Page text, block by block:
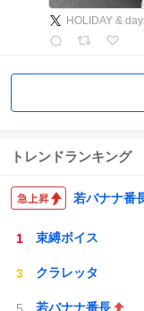
HOLIDAY &
トレンドランキング
若バナナ番
束縛ボイス
クラレッタ
若バナナ番長